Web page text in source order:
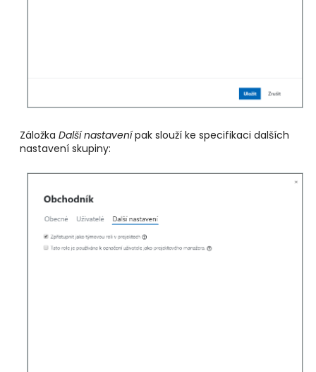
Záložka Další nastavenípak slouží ke specifikaci dalších
nastavení skupiny: